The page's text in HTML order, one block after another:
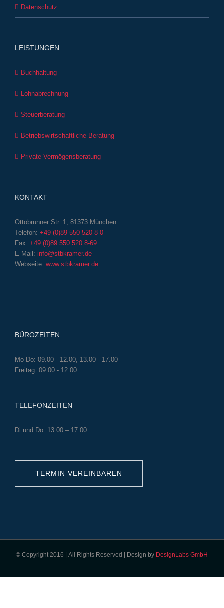
Datenschutz
LEISTUNGEN
Buchhaltung
Lohnabrechnung
Steuerberatung
Betriebswirtschaftliche Beratung
Private Vermögensberatung
KONTAKT
Ottobrunner Str. 1, 81373 München
Telefon: +49 (0)89 550 520 8-0
Fax: +49 (0)89 550 520 8-69
E-Mail: info@stbkramer.de
Webseite: www.stbkramer.de
BÜROZEITEN
Mo-Do: 09.00 - 12.00, 13.00 - 17.00
Freitag: 09.00 - 12.00
TELEFONZEITEN
Di und Do: 13.00 – 17.00
TERMIN VEREINBAREN
© Copyright 2016 | All Rights Reserved | Design by DesignLabs GmbH